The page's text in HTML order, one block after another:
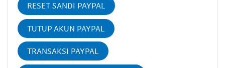
RESET SANDI PAYPAL
TUTUP AKUN PAYPAL
TRANSAKSI PAYPAL